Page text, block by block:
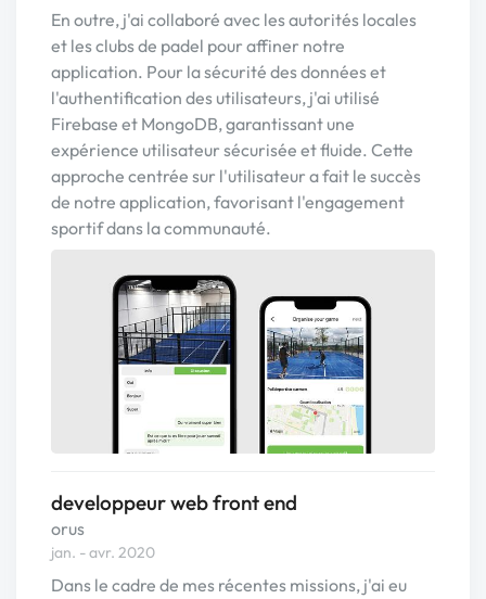
En outre, j'ai collaboré avec les autorités locales
et les clubs de padel pour affiner notre
application. Pour la sécurité des données et
l'authentification des utilisateurs, j'ai utilisé
Firebase et MongoDB, garantissant une
expérience utilisateur sécurisée et fluide. Cette
approche centrée sur l'utilisateur a fait le succès
de notre application, favorisant l'engagement
sportif dans la communauté.
developpeur web front end
orus
jan. - avr. 2020
Dans le cadre de mes récentes missions, j'ai eu